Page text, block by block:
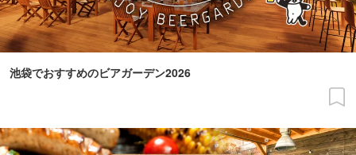
池袋でおすすめのビアガーデン2026